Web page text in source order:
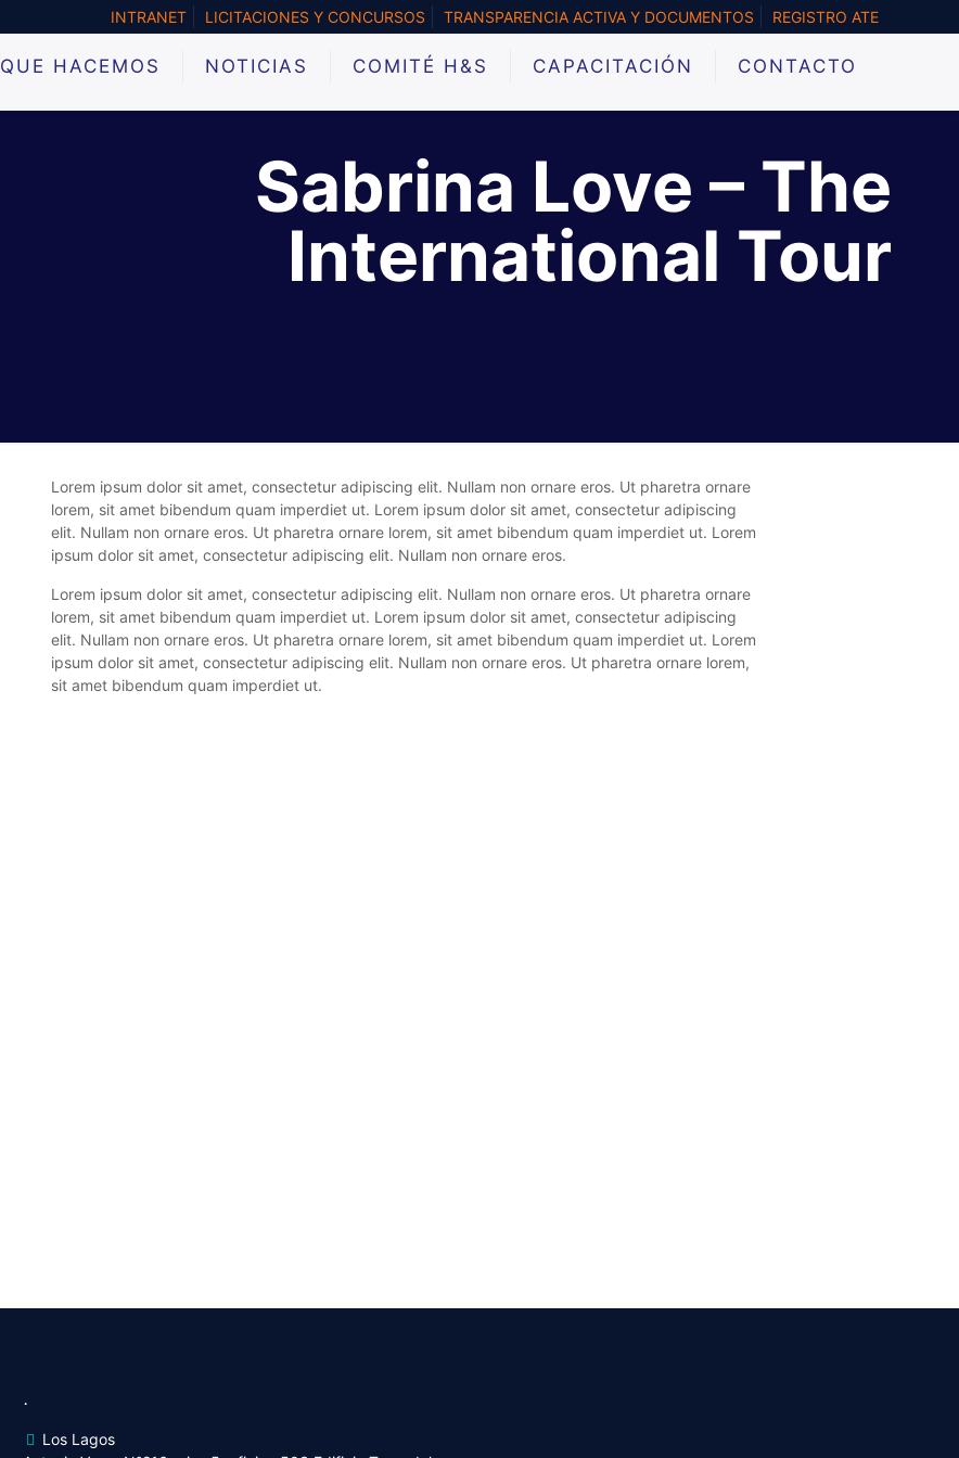
INTRANET LICITACIONES Y CONCURSOS TRANSPARENCIA ACTIVA Y DOCUMENTOS REGISTRO ATE
QUE HACEMOS NOTICIAS COMITÉ H&S CAPACITACIÓN CONTACTO
Sabrina Love – The
International Tour
Lorem ipsum dolor sit amet, consectetur adipiscing elit. Nullam non ornare eros. Ut pharetra ornare
lorem, sit amet bibendum quam imperdiet ut. Lorem ipsum dolor sit amet, consectetur adipiscing
elit. Nullam non ornare eros. Ut pharetra ornare lorem, sit amet bibendum quam imperdiet ut. Lorem
ipsum dolor sit amet, consectetur adipiscing elit. Nullam non ornare eros.
Lorem ipsum dolor sit amet, consectetur adipiscing elit. Nullam non ornare eros. Ut pharetra ornare
lorem, sit amet bibendum quam imperdiet ut. Lorem ipsum dolor sit amet, consectetur adipiscing
elit. Nullam non ornare eros. Ut pharetra ornare lorem, sit amet bibendum quam imperdiet ut. Lorem
ipsum dolor sit amet, consectetur adipiscing elit. Nullam non ornare eros. Ut pharetra ornare lorem,
sit amet bibendum quam imperdiet ut.
.
Los Lagos